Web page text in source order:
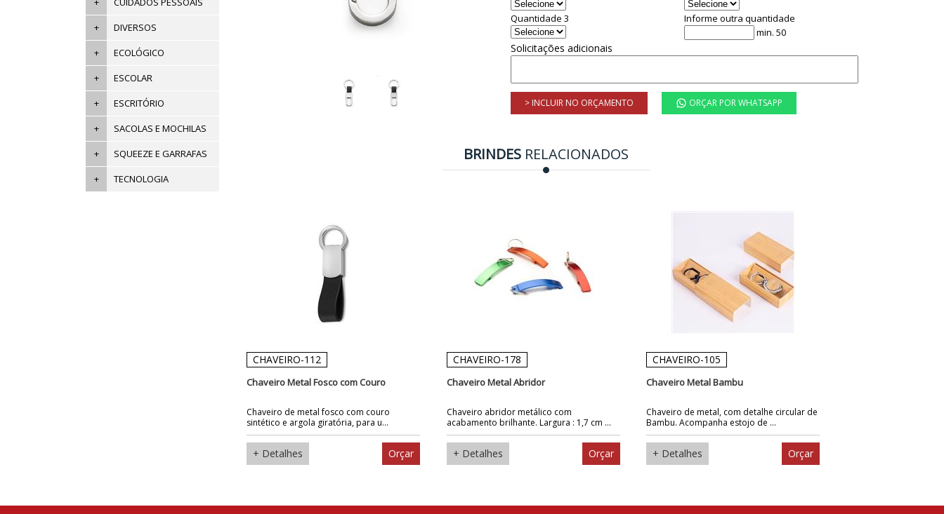
+
DIVERSOS
+
ECOLÓGICO
+
ESCOLAR
+
ESCRITÓRIO
+
SACOLAS E MOCHILAS
+
SQUEEZE E GARRAFAS
+
TECNOLOGIA
Quantidade 3
Informe outra quantidade
min. 50
Solicitações adicionais
> INCLUIR NO ORÇAMENTO ORÇAR POR WHATSAPP
BRINDESRELACIONADOS
CHAVEIRO-112
Chaveiro Metal Fosco com Couro
Chaveiro de metal fosco com couro
sintético e argola giratória, para u...
+ Detalhes Orçar
CHAVEIRO-178
Chaveiro Metal Abridor
Chaveiro abridor metálico com
acabamento brilhante. Largura : 1,7 cm ...
+ Detalhes Orçar
CHAVEIRO-105
Chaveiro Metal Bambu
Chaveiro de metal, com detalhe circular de
Bambu. Acompanha estojo de ...
+ Detalhes Orçar